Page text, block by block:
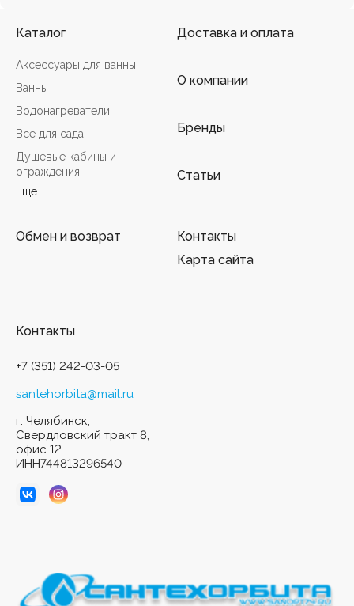
Каталог
Аксессуары для ванны
Ванны
Водонагреватели
Все для сада
Душевые кабины и
ограждения
Еще...
Доставка и оплата
О компании
Бренды
Статьи
Обмен и возврат
Контакты
Карта сайта
Контакты
+7 (351) 242-03-05
santehorbita@mail.ru
г. Челябинск,
Свердловский тракт 8,
офис 12
ИНН744813296540